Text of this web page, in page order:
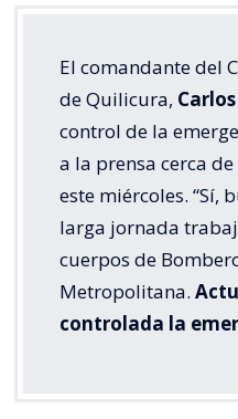
El comandante del
de Quilicura,
control de la
a la prensa cerca
este miércoles. “Sí,
larga jornada
cuerpos de
Metropolitana.
controlada la